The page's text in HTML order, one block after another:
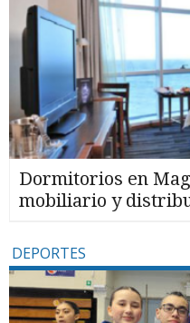
Dormitorios en
mobiliario y
DEPORTES